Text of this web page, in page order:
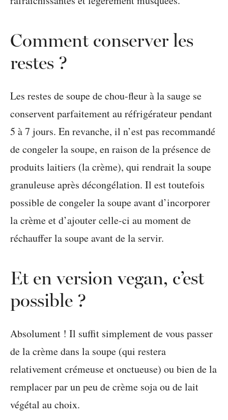
Comment conserver les
restes ?
Les restes de soupe de chou-fleur à la sauge se
conservent parfaitement au réfrigérateur pendant
5 à 7 jours. En revanche, il n’est pas recommandé
de congeler la soupe, en raison de la présence de
produits laitiers (la crème), qui rendrait la soupe
granuleuse après décongélation. Il est toutefois
possible de congeler la soupe avant d’incorporer
la crème et d’ajouter celle-ci au moment de
réchauffer la soupe avant de la servir.
Et en version vegan, c’est
possible ?
Absolument ! Il suffit simplement de vous passer
de la crème dans la soupe (qui restera
relativement crémeuse et onctueuse) ou bien de la
remplacer par un peu de crème soja ou de lait
végétal au choix.